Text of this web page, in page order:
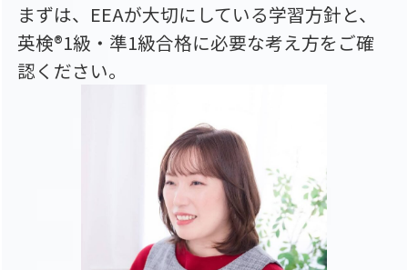
まずは、EEAが大切にしている学習方針と、
英検®1級・準1級合格に必要な考え方をご確
認ください。